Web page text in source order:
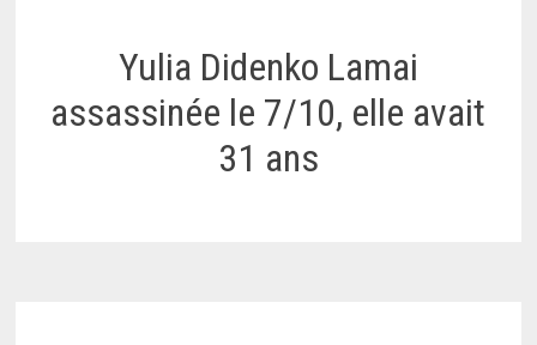
Yulia Didenko Lamai
assassinée le 7/10, elle avait
31 ans